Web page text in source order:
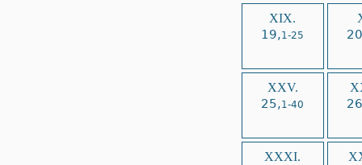
XIX.
19,1-25
XXV.
25,1-40
XXXI.